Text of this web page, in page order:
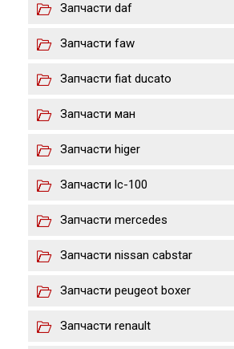
Запчасти daf
Запчасти faw
Запчасти fiat ducato
Запчасти ман
Запчасти higer
Запчасти lс-100
Запчасти mercedes
Запчасти nissan cabstar
Запчасти peugeot boxer
Запчасти renault